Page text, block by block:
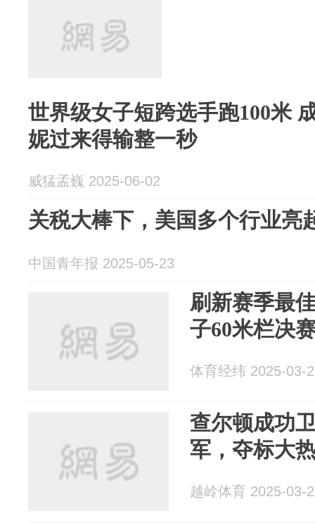
世界级女子短跨选手跑100米
妮过来得输整一秒
威猛孟巍 2025-06-02
关税大棒下，美国多个行业亮
中国青年报 2025-05-23
刷新赛季最
子60米栏决
体育经纬 2025-03-
查尔顿成功
军，夺标大
越岭体育 2025-03-